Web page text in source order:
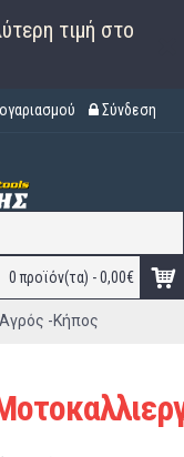
τιμή στο
Σύνδεση
0 προϊόν(τα) - 0,00€
-Κήπος